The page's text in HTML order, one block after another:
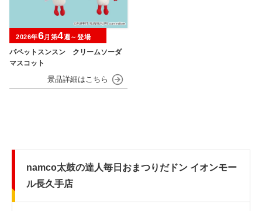
パペットスンスン クリームソーダ
マスコット
2026年6月第4週～登場
namco太鼓の達人毎日おまつりだドン イオンモー
ル長久手店